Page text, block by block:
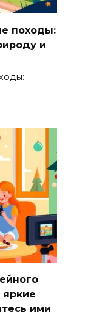
походы:
и
ими